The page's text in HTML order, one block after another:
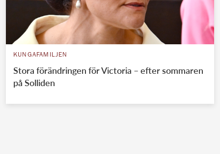
KUNGAFAMILJEN
Stora förändringen för Victoria – efter sommaren
på Solliden